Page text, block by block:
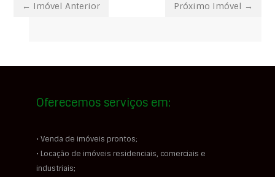
← Imóvel Anterior Próximo Imóvel →
Oferecemos serviços em:
• Venda de imóveis prontos;
• Locação de imóveis residenciais, comerciais e
industriais;